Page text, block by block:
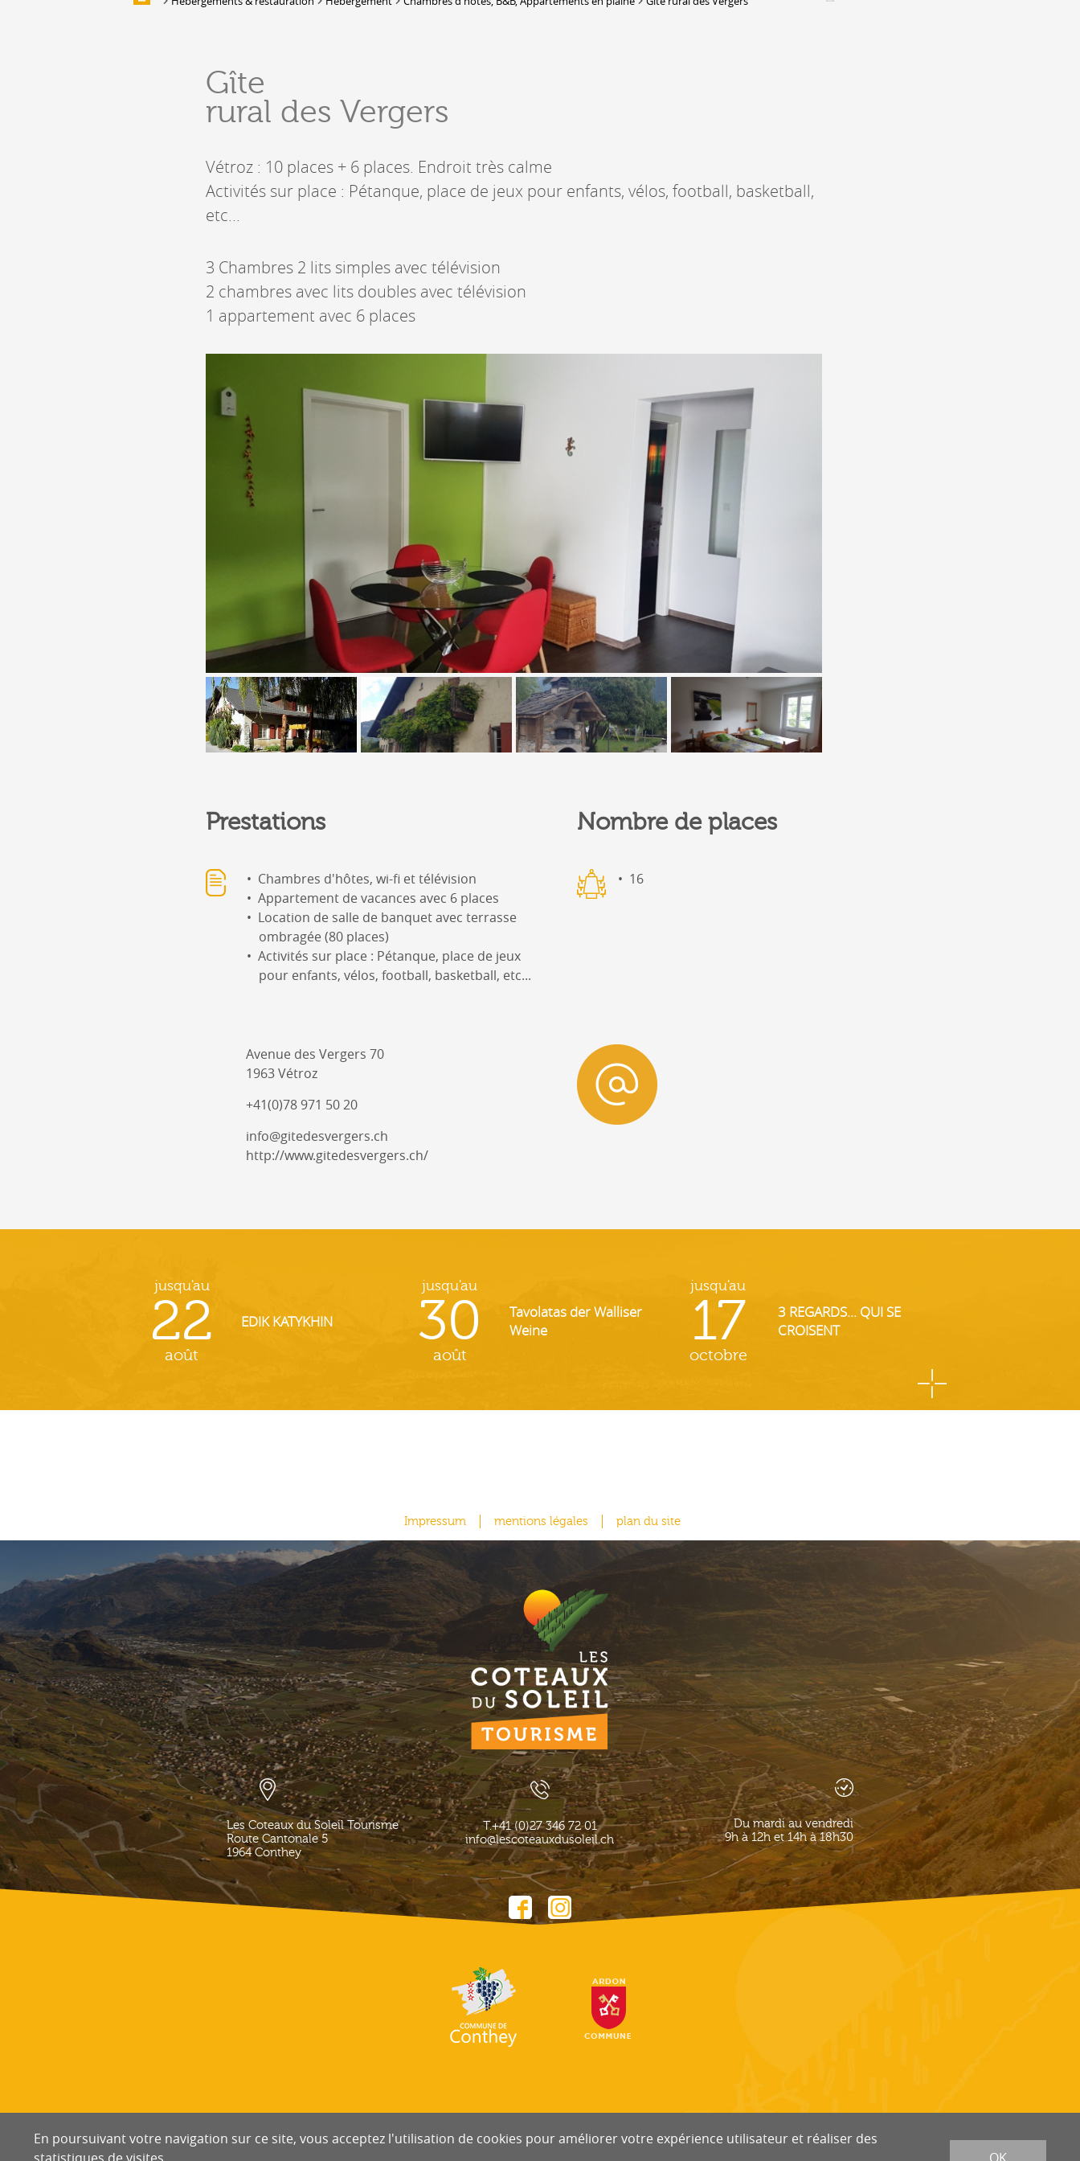
HÉBERGEMENTS &
RESTAURATION
Hébergement
Bars, Cafés, Restaurants &
Caveaux de dégustation
Géologie, faune et flore
Mayens et alpages
Hébergement
Figurer sur notre newsletter
Gîte
rural des Vergers
Vétroz : 10 places + 6 places. Endroit très calme
Activités sur place : Pétanque, place de jeux pour enfants, vélos, football, basketball,
etc...
3 Chambres 2 lits simples avec télévision
2 chambres avec lits doubles avec télévision
1 appartement avec 6 places
Prestations
Chambres d'hôtes, wi-fi et télévision
Appartement de vacances avec 6 places
Location de salle de banquet avec terrasse
ombragée (80 places)
Activités sur place : Pétanque, place de jeux
pour enfants, vélos, football, basketball, etc...
Nombre de places
16
Avenue des Vergers 70
1963 Vétroz
+41(0)78 971 50 20
info@gitedesvergers.ch
http://www.gitedesvergers.ch/
jusqu'au
22
août
EDIK KATYKHIN
jusqu'au
30
août
Tavolatas der Walliser
Weine
jusqu'au
17
octobre
3 REGARDS... QUI SE
CROISENT
Impressum mentions légales plan du site
Les Coteaux du Soleil Tourisme
Route Cantonale 5
1964 Conthey
T.+41 (0)27 346 72 01
info@lescoteauxdusoleil.ch
Du mardi au vendredi
9h à 12h et 14h à 18h30
En poursuivant votre navigation sur ce site, vous acceptez l'utilisation de cookies pour améliorer votre expérience utilisateur et réaliser des